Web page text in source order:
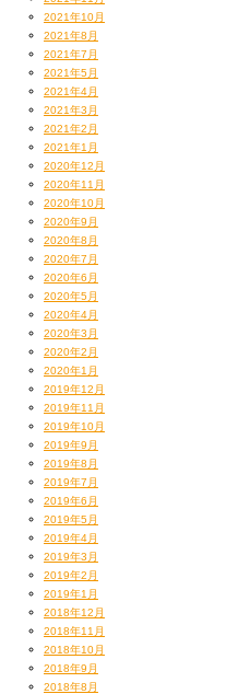
2021年10月
2021年8月
2021年7月
2021年5月
2021年4月
2021年3月
2021年2月
2021年1月
2020年12月
2020年11月
2020年10月
2020年9月
2020年8月
2020年7月
2020年6月
2020年5月
2020年4月
2020年3月
2020年2月
2020年1月
2019年12月
2019年11月
2019年10月
2019年9月
2019年8月
2019年7月
2019年6月
2019年5月
2019年4月
2019年3月
2019年2月
2019年1月
2018年12月
2018年11月
2018年10月
2018年9月
2018年8月